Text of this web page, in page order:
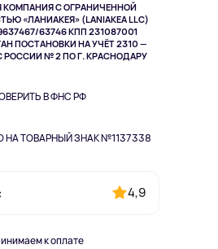
КОМПАНИЯ С ОГРАНИЧЕННОЙ
«ЛАНИАКЕЯ» (LANIAKEA LLC)
63746 КПП 231087001
ПОСТАНОВКИ НА УЧЁТ 2310 —
№ 2 ПО Г. КРАСНОДАРУ
В ФНС РФ
НА ТОВАРНЫЙ ЗНАК №1137338
4,9
к оплате